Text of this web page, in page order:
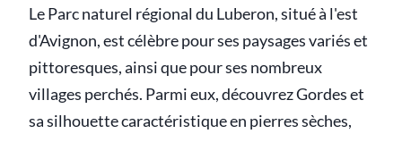
Le Parc naturel régional du Luberon, situé à l'est
d'Avignon, est célèbre pour ses paysages variés et
pittoresques, ainsi que pour ses nombreux
villages perchés. Parmi eux, découvrez Gordes et
sa silhouette caractéristique en pierres sèches,